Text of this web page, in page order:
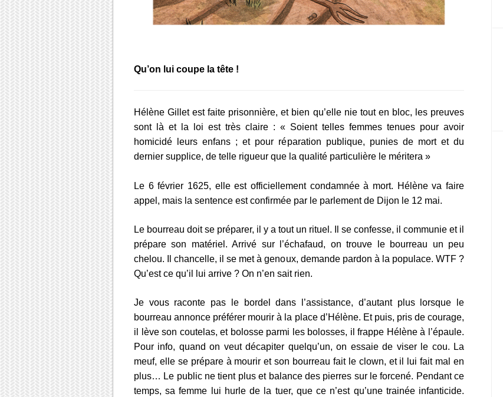
Qu’on lui coupe la tête !
Hélène Gillet est faite prisonnière, et bien qu’elle nie tout en bloc, les preuves
sont là et la loi est très claire : « Soient telles femmes tenues pour avoir
homicidé leurs enfans ; et pour réparation publique, punies de mort et du
dernier supplice, de telle rigueur que la qualité particulière le méritera »
Le 6 février 1625, elle est officiellement condamnée à mort. Hélène va faire
appel, mais la sentence est confirmée par le parlement de Dijon le 12 mai.
Le bourreau doit se préparer, il y a tout un rituel. Il se confesse, il communie et il
prépare son matériel. Arrivé sur l’échafaud, on trouve le bourreau un peu
chelou. Il chancelle, il se met à genoux, demande pardon à la populace. WTF ?
Qu’est ce qu’il lui arrive ? On n’en sait rien.
Je vous raconte pas le bordel dans l’assistance, d’autant plus lorsque le
bourreau annonce préférer mourir à la place d’Hélène. Et puis, pris de courage,
il lève son coutelas, et bolosse parmi les bolosses, il frappe Hélène à l’épaule.
Pour info, quand on veut décapiter quelqu’un, on essaie de viser le cou. La
meuf, elle se prépare à mourir et son bourreau fait le clown, et il lui fait mal en
plus… Le public ne tient plus et balance des pierres sur le forcené. Pendant ce
temps, sa femme lui hurle de la tuer, que ce n’est qu’une trainée infanticide.